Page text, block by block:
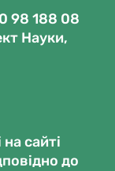
98 188 08
Науки,
сайті
до